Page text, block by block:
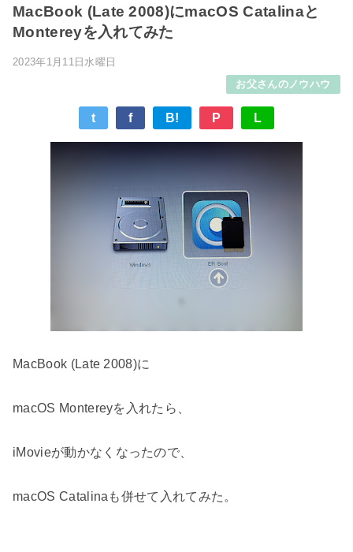
MacBook (Late 2008)にmacOS Catalinaと
Montereyを入れてみた
2023年1月11日水曜日
お父さんのノウハウ
t f B! P L
MacBook (Late 2008)に
macOS Montereyを入れたら、
iMovieが動かなくなったので、
macOS Catalinaも併せて入れてみた。